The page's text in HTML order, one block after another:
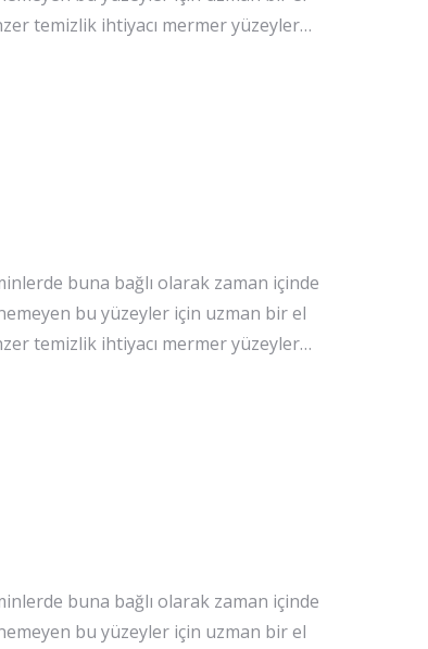
temizlik ihtiyacı mermer yüzeyler…
buna bağlı olarak zaman içinde
bu yüzeyler için uzman bir el
temizlik ihtiyacı mermer yüzeyler…
buna bağlı olarak zaman içinde
bu yüzeyler için uzman bir el